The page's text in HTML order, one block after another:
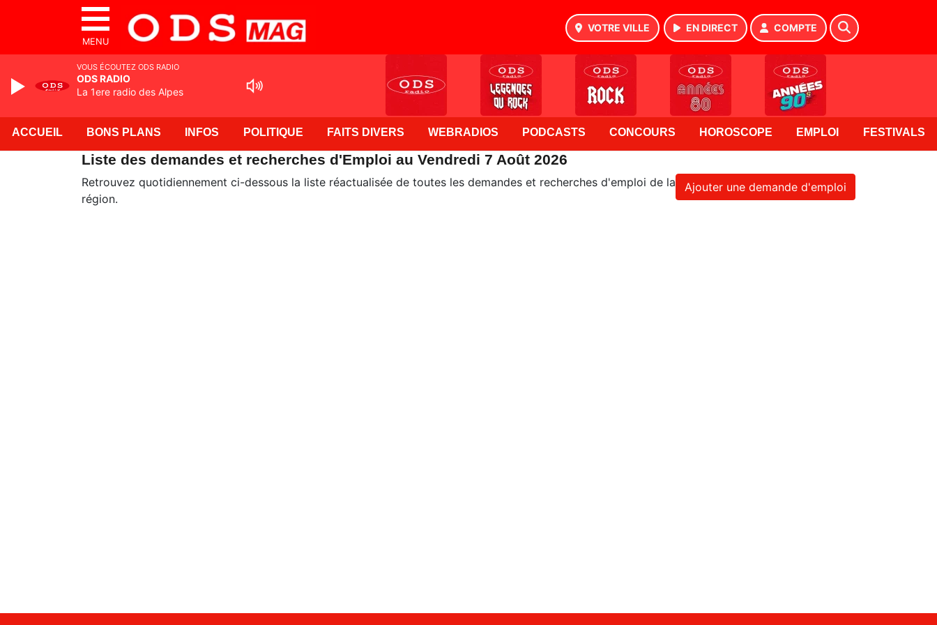
MENU
VOTRE VILLE EN DIRECT COMPTE
ACCUEIL BONS PLANS INFOS POLITIQUE FAITS DIVERS WEBRADIOS PODCASTS CONCOURS HOROSCOPE EMPLOI FESTIVALS
Liste des demandes et recherches d'Emploi au Vendredi 7 Août 2026
Ajouter une demande d'emploi
Retrouvez quotidiennement ci-dessous la liste réactualisée de toutes les demandes et recherches d'emploi de la
région.
VOUS ÉCOUTEZ ODS RADIO
ODS RADIO
La 1ere radio des Alpes